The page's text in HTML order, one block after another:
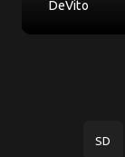
DeVito
SD